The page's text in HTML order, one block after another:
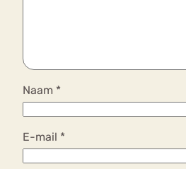
Naam *
E-mail *